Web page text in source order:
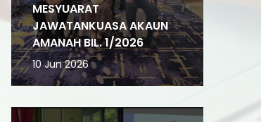
MESYUARAT
JAWATANKUASA AKAUN
AMANAH BIL. 1/2026
10 Jun 2026